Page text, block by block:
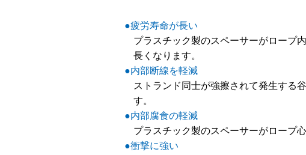
●疲労寿命が長い
プラスチック製のスペーサーがロープ
長くなります。
●内部断線を軽減
ストランド同士が強擦されて発生する
す。
●内部腐食の軽減
プラスチック製のスペーサーがロープ
●衝撃に強い